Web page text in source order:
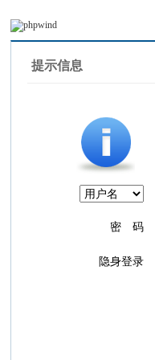
提示信息
密 码
隐身登录